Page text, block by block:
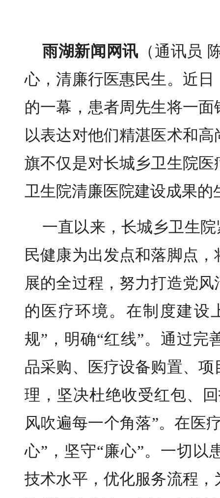
雨湖新闻网讯 （通讯员
心，清廉行医惠民生。近
的一幕，患者周先生将一
以表达对他们精湛医术和
旗不仅是对长城乡卫生院
卫生院清廉医院建设成果的
一直以来，长城乡卫生
民健康为出发点和落脚点
展的全过程，努力打造党
的医疗环境。 在制度建设
规”，明确“红线”。通过完
品采购、医疗设备购置、
理，坚决杜绝收受红包、
风吹遍每一个角落”。在医
心”，坚守“廉心”。一切以
技术水平，优化服务流程